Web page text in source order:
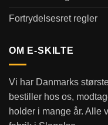
Fortrydelsesret regler
OM E-SKILTE
Vi har Danmarks
bestiller hos os,
holder i mange år. Alle